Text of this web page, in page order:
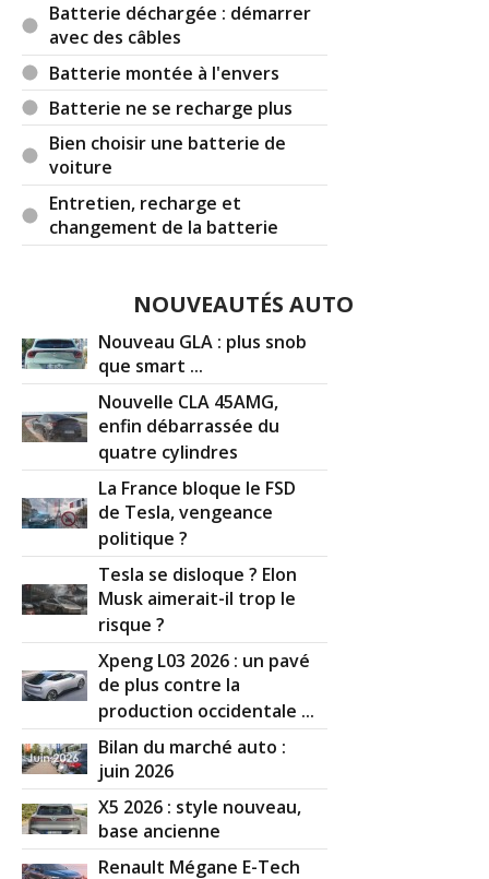
Batterie déchargée : démarrer
avec des câbles
Batterie montée à l'envers
Batterie ne se recharge plus
Bien choisir une batterie de
voiture
Entretien, recharge et
changement de la batterie
NOUVEAUTÉS AUTO
Nouveau GLA : plus snob
que smart ...
Nouvelle CLA 45AMG,
enfin débarrassée du
quatre cylindres
La France bloque le FSD
de Tesla, vengeance
politique ?
Tesla se disloque ? Elon
Musk aimerait-il trop le
risque ?
Xpeng L03 2026 : un pavé
de plus contre la
production occidentale ...
Bilan du marché auto :
juin 2026
X5 2026 : style nouveau,
base ancienne
Renault Mégane E-Tech